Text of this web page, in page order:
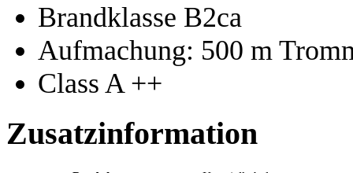
Brandklasse B2ca
Aufmachung: 500 m
Class A ++
Zusatzinformation